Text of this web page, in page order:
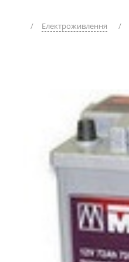
/ Електроживлення /